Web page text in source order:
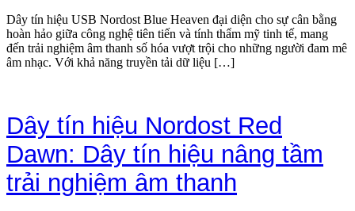
Dây tín hiệu USB Nordost Blue Heaven đại diện cho sự cân bằng
hoàn hảo giữa công nghệ tiên tiến và tính thẩm mỹ tinh tế, mang
đến trải nghiệm âm thanh số hóa vượt trội cho những người đam mê
âm nhạc. Với khả năng truyền tải dữ liệu […]
Dây tín hiệu Nordost Red
Dawn: Dây tín hiệu nâng tầm
trải nghiệm âm thanh